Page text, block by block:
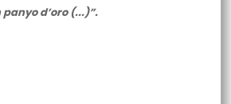
d’oro (...)”.